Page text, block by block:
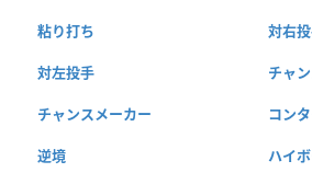
粘り打ち 対右
対左投手 チャ
チャンスメーカー コン
逆境 ハイ